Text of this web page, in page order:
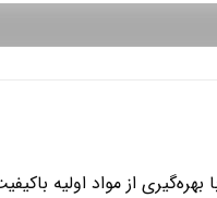
از مواد اولیه باکیفیت